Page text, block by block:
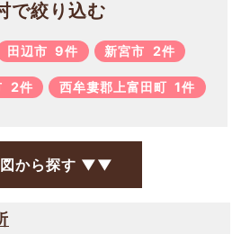
で絞り込む
田辺市 9件 新宮市 2件
2件 西牟婁郡上富田町 1件
から探す ▼▼